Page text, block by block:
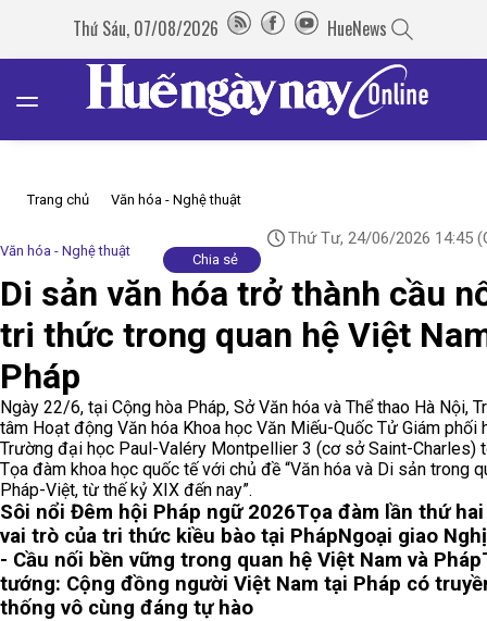
Thứ Sáu, 07/08/2026 HueNews
Trang chủ Văn hóa - Nghệ thuật
Văn hóa - Nghệ thuật
Thứ Tư, 24/06/2026 14:45
Chia sẻ
Di sản văn hóa trở thành cầu
tri thức trong quan hệ Việt
Pháp
Ngày 22/6, tại Cộng hòa Pháp, Sở Văn hóa và Thể thao Hà Nội,
tâm Hoạt động Văn hóa Khoa học Văn Miếu-Quốc Tử Giám phối
Trường đại học Paul-Valéry Montpellier 3 (cơ sở Saint-Charles)
Tọa đàm khoa học quốc tế với chủ đề “Văn hóa và Di sản trong
Pháp-Việt, từ thế kỷ XIX đến nay”.
Sôi nổi Đêm hội Pháp ngữ 2026Tọa đàm lần thứ hai
vai trò của tri thức kiều bào tại PhápNgoại giao
- Cầu nối bền vững trong quan hệ Việt Nam và Pháp
tướng: Cộng đồng người Việt Nam tại Pháp có
thống vô cùng đáng tự hào